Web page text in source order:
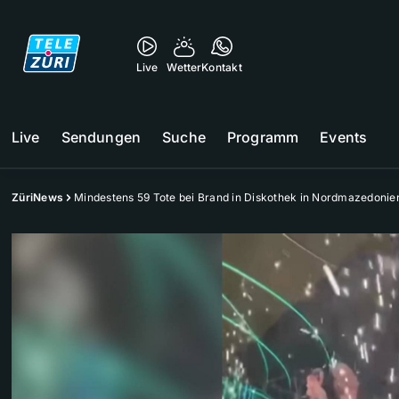
Live WetterKontakt
Live Sendungen Suche Programm Events
ZüriNews Mindestens 59 Tote bei Brand in Diskothek in